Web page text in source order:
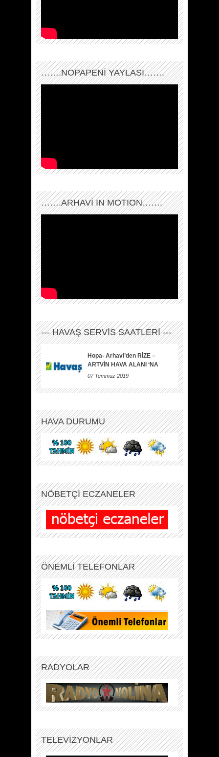
…….NOPAPENİ YAYLASI…….
…….ARHAVI IN MOTION…….
--- HAVAŞ SERVİS SAATLERİ ---
Hopa- Arhavi’den RİZE –
ARTVİN HAVA ALANI ‘NA
07 Temmuz 2019
HAVA DURUMU
NÖBETÇİ ECZANELER
ÖNEMLİ TELEFONLAR
RADYOLAR
TELEVİZYONLAR